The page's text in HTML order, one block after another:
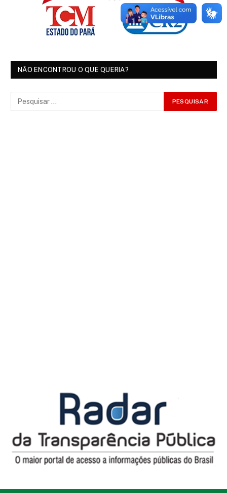
NÃO ENCONTROU O QUE QUERIA?